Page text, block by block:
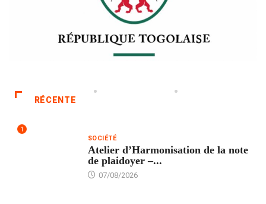
RÉCENTE
1
SOCIÉTÉ
Atelier d’Harmonisation de la note
de plaidoyer –...
07/08/2026